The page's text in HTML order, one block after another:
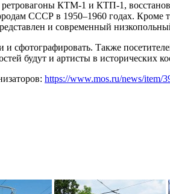
КТМ-1 и КТП-1,
СССР в 1950–1960 годах. Кроме
и современный
и сфотографировать. Также
будут и артисты в
https://www.mos.ru/news/item/